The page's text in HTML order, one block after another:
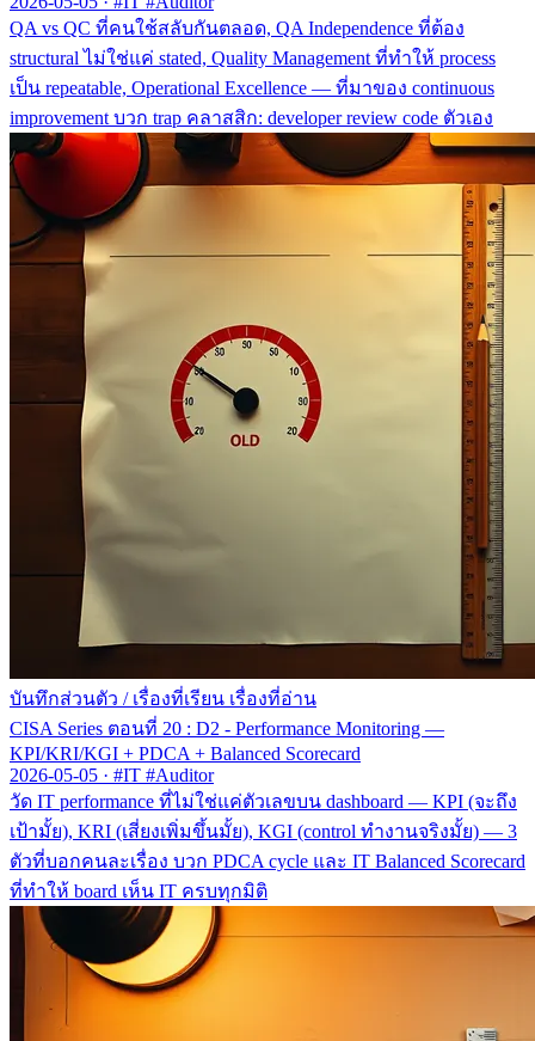
QA vs QC ที่คนใช้สลับกันตลอด, QA Independence ที่ต้อง
structural ไม่ใช่แค่ stated, Quality Management ที่ทำให้ process
เป็น repeatable, Operational Excellence — ที่มาของ continuous
improvement บวก trap คลาสสิก: developer review code ตัวเอง
บันทึกส่วนตัว / เรื่องที่เรียน เรื่องที่อ่าน
CISA Series ตอนที่ 20 : D2 - Performance Monitoring —
KPI/KRI/KGI + PDCA + Balanced Scorecard
2026-05-05 · #IT #Auditor
วัด IT performance ที่ไม่ใช่แค่ตัวเลขบน dashboard — KPI (จะถึง
เป้ามั้ย), KRI (เสี่ยงเพิ่มขึ้นมั้ย), KGI (control ทำงานจริงมั้ย) — 3
ตัวที่บอกคนละเรื่อง บวก PDCA cycle และ IT Balanced Scorecard
ที่ทำให้ board เห็น IT ครบทุกมิติ